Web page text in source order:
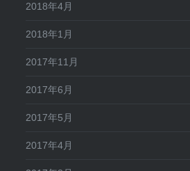
2018年4月
2018年1月
2017年11月
2017年6月
2017年5月
2017年4月